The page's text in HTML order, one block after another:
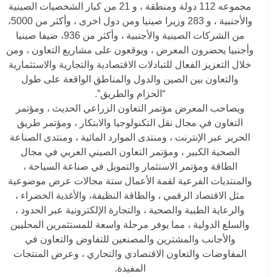
مجموعه 112 دولة ومنطقة ، و 21 من كبار الشخصيات الصينية
والأجنبية ، و 283 وزيرا صينيا ومن دول اخرى ، وأكثر من 5000،
من الشركات الصينية والأجنبية ، وأكثر من 936، ضيفا صينيا
وأجنبيا يحضرون المعرض ، ويوقعون على مشاريع التعاون ، ومن
خلال التعزيز الفعال للتبادلات الاقتصادية والتجارية والاستثمارية
والتعاون بين الصين والدول والمناطق الواقعة على طول
“الحزام والطريق”.
ويصاحب المعرض مؤتمر التعاون الزراعي الحديث ، ومؤتمر
التعاون في مجال نقل التكنولوجيا والابتكار ، ومؤتمر طريق
الحرير عبر الإنترنت ، ومنتدى الموارد المائية ، ومنتدى الصناعة
الصحية الكبير ، ومؤتمر التعاون الصيني العربي في مجال
الطاقة ومؤتمر الاستثمار والتمويل في صناعة السياحة ،
والمنتديات الفرعية لقمة الأعمال ستة مجالات عرض موضوعية
مثل الاقتصاد الرقمي ، والطاقة النظيفة، والأغذية الخضراء ،
والرعاية الطبية والصحية ، والتجارة الإلكترونية عبر الحدود ،
والسلع الدولية ، مما يوفر مرحلة واسعة للمستثمرين المحليين
والأجانب والمشترين والمصنعين للتفاوض والتعاون في
المفاوضات والتعاون الاقتصادي والتجاري ، وعرض المنتجات
المفيدة.